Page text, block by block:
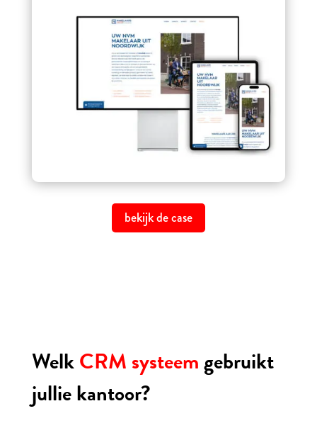
bekijk de case
WelkCRM systeemgebruikt
jullie kantoor?